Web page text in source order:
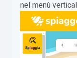
nel menù